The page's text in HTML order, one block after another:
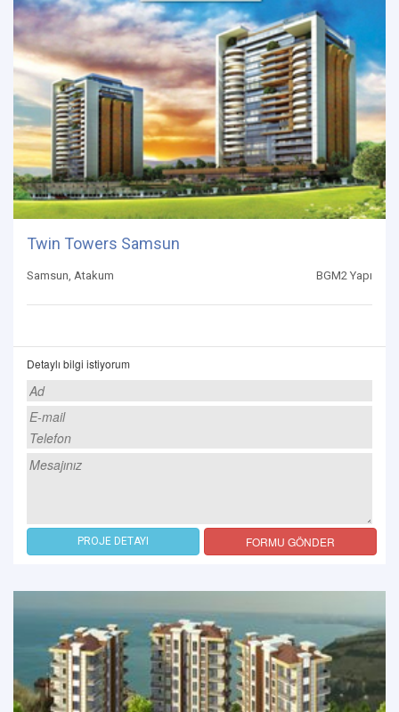
Twin Towers Samsun
Samsun, Atakum BGM2 Yapı
Detaylı bilgi istiyorum
PROJE DETAYI FORMU GÖNDER